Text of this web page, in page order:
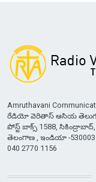
Amruthavani
రేడియో వెరితాస్ ఆసియ
పోస్ట్ బాక్స్ 1588, సికింద్రాబాద్,
తెలంగాణ , ఇండియా -530003
040 2770 1156